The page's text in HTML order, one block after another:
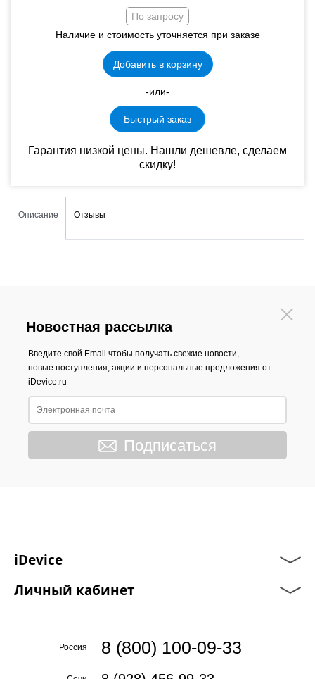
По запросу
Наличие и стоимость уточняется при заказе
Добавить в корзину
-или-
Быстрый заказ
Гарантия низкой цены. Нашли дешевле, сделаем
скидку!
Описание Отзывы
Новостная рассылка
Введите свой Email чтобы получать свежие новости,
новые поступления, акции и персональные предложения от
iDevice.ru
Подписаться
iDevice
Личный кабинет
Россия 8 (800) 100-09-33